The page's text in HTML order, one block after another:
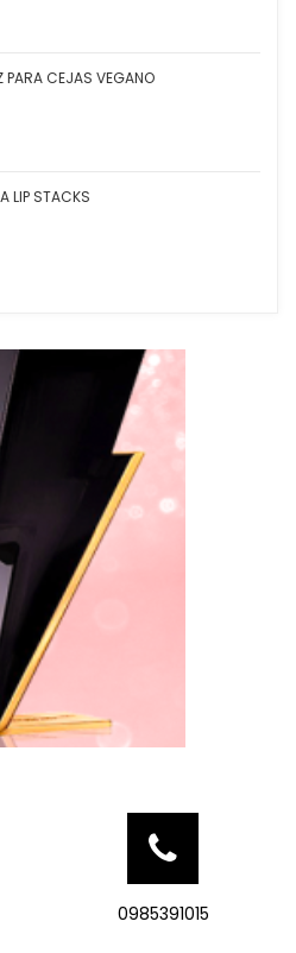
PARA CEJAS VEGANO
LIP STACKS
0985391015